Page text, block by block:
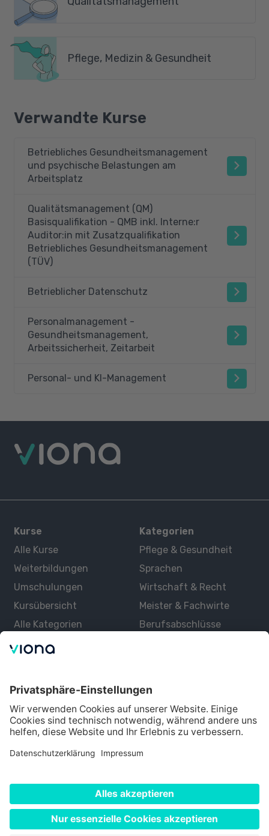
Pflege, Medizin & Gesundheit
Verwandte Kurse
Betriebliches Gesundheitsmanagement
und psychische Belastungen am
Arbeitsplatz
Qualitätsmanagement (QM)
Basisqualifikation - QMB inkl. Interne:r
Auditor:in mit Zusatzqualifikation
Betriebliches Gesundheitsmanagement
(TÜV)
Betrieblicher Datenschutz
Personalmanagement -
Gesundheitsmanagement,
Arbeitssicherheit, Zeitarbeit
Personal- und KI-Management
Kurse
Alle Kurse
Weiterbildungen
Umschulungen
Kursübersicht
Alle Kategorien
Kategorien
Pflege & Gesundheit
Sprachen
Wirtschaft & Recht
Meister & Fachwirte
Berufsabschlüsse
Über uns
Lernen mit Viona
Alle Partner
Partner werden
Impressum
Nutzungsbedingungen
Cookie Einstellungen